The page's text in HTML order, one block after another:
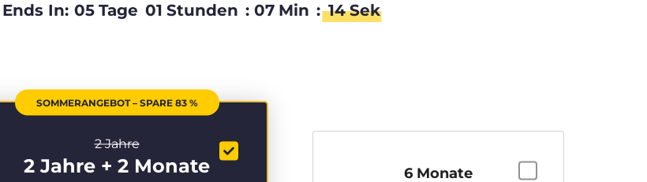
In: 05 Tage 01 Stunden : 07 Min : 13 Sek
SOMMERANGEBOT – SPARE 83 %
2 Jahre
2 Jahre + 2 Monate 6 Monate